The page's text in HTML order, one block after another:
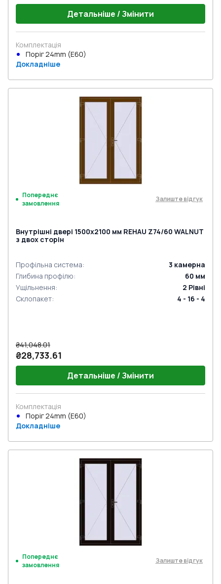
Детальніше / Змінити
Комплектація
Поріг 24mm (E60)
Докладніше
Попереднє
замовлення
Залиште відгук
Внутрішні двері 1500x2100 мм REHAU Z74/60 WALNUT
з двох сторін
Профільна система: 3 камерна
Глибина профілю: 60 мм
Ущільнення: 2 Рівні
Склопакет: 4 - 16 - 4
₴41,048.01
₴28,733.61
Детальніше / Змінити
Комплектація
Поріг 24mm (E60)
Докладніше
Попереднє
замовлення
Залиште відгук